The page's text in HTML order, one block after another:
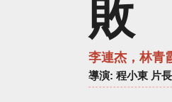
敗
李連杰，林青
導演: 程小東 片